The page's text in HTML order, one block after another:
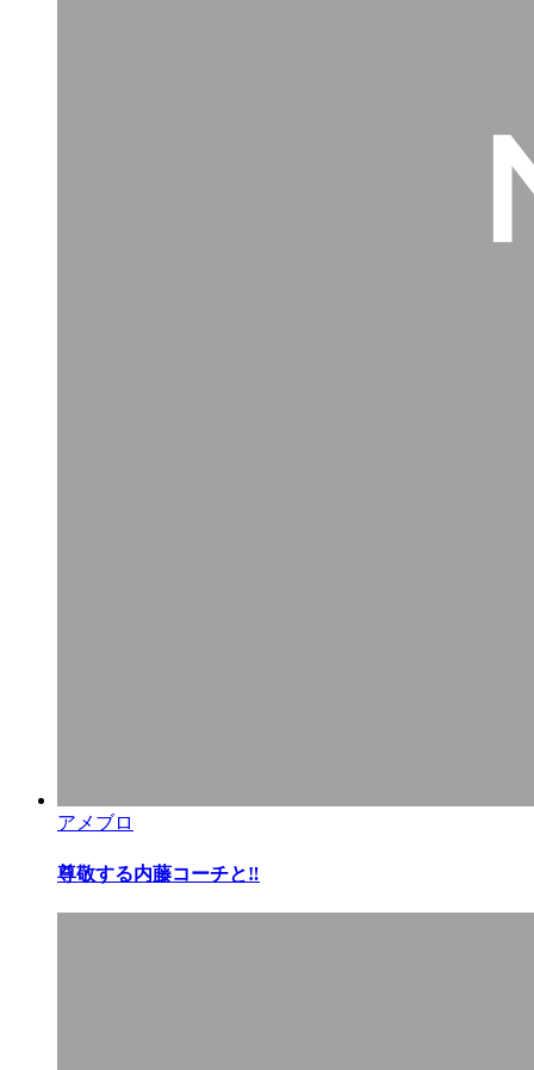
アメブロ
尊敬する内藤コーチと‼︎